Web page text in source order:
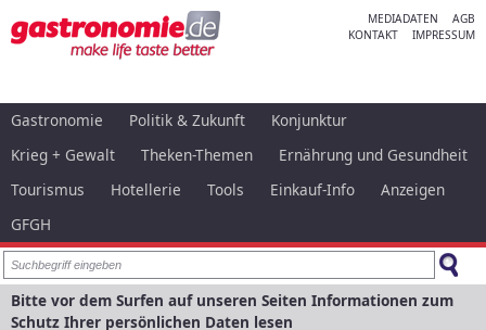
MEDIADATEN
AGB
KONTAKT
IMPRESSUM
Gastronomie Politik & Zukunft
Konjunktur
Krieg + Gewalt
Theken-Themen
Ernährung und Gesundheit
Tourismus
Hotellerie Tools Einkauf-Info
Anzeigen
GFGH
Bitte vor dem Surfen auf unseren Seiten Informationen zum
Schutz Ihrer persönlichen Daten lesen